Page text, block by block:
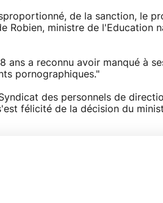
de la sanction, le
Robien, ministre de l'Education
ans a reconnu avoir manqué à
pornographiques."
des personnels de
félicité de la décision du